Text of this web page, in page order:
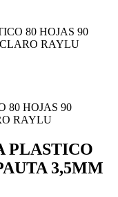
80 HOJAS 90
RAYLU
PLASTICO
3,5MM